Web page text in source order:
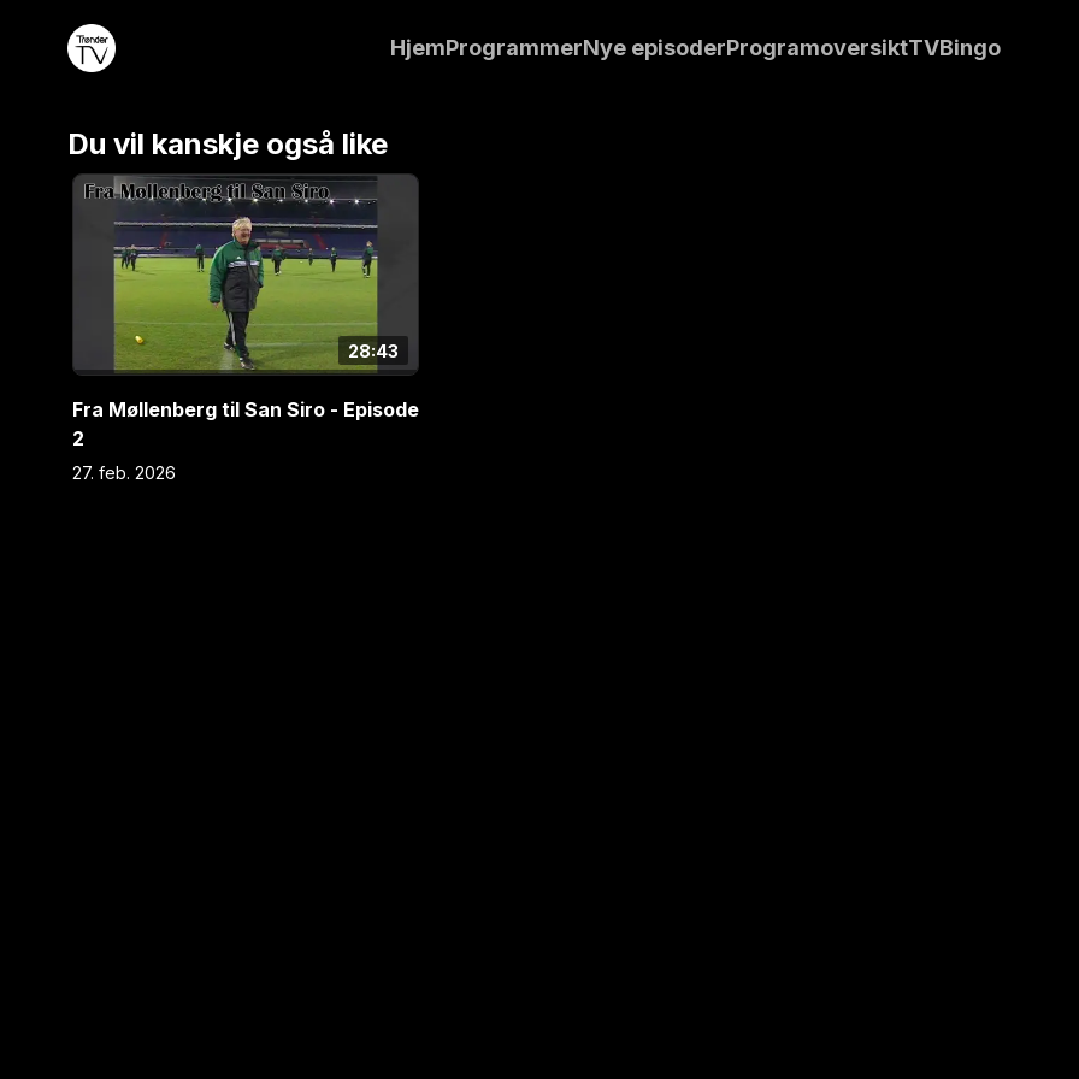
HjemProgrammerNye episoderProgramoversiktTVBingo
Ballklub. -om framveksten og de eventyrlige årene da de var helt
på topp i norsk fotball, og markerte seg på imponerende vis ute i
Europa.
Du vil kanskje også like
28:43
Fra Møllenberg til San Siro - Episode
2
27. feb. 2026